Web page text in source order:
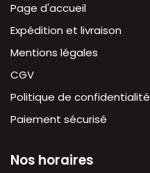
Page d'accueil
Expédition et livraison
Mentions légales
CGV
Politique de confidentialité
Paiement sécurisé
Nos horaires